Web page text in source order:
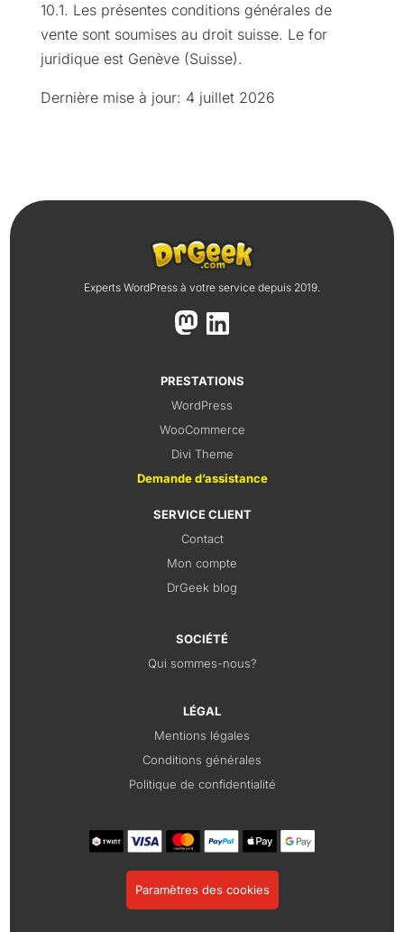
10.1. Les présentes conditions générales de
vente sont soumises au droit suisse. Le for
juridique est Genève (Suisse).
Dernière mise à jour: 4 juillet 2026
Experts WordPress à votre service depuis 2019.
PRESTATIONS
WordPress
WooCommerce
Divi Theme
Demande d’assistance
SERVICE CLIENT
Contact
Mon compte
DrGeek blog
SOCIÉTÉ
Qui sommes-nous?
LÉGAL
Mentions légales
Conditions générales
Politique de confidentialité
Paramètres des cookies